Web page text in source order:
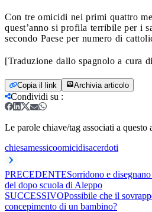
Con tre omicidi nei primi quattro
quest’anno si profila terribile per i
secondo Paese per numero di
[Traduzione dallo spagnolo a cura
Copia il link Archivia articolo
Condividi su :
Le parole chiave/tag associati a questo
chiesamessicoomicidisacerdoti
PRECEDENTESorridono e
del dopo scuola di Aleppo
SUCCESSIVOPossibile che il
concepimento di un bambino?